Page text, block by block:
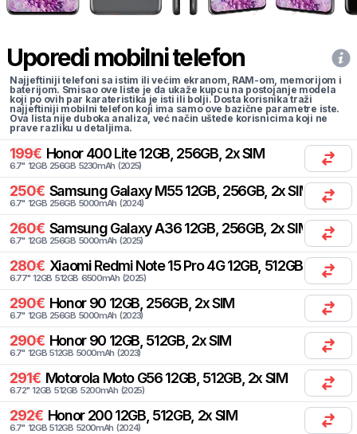
Uporedi mobilni telefon
Najjeftiniji telefoni sa istim ili većim ekranom, RAM-om, memorijom i
baterijom. Smisao ove liste je da ukaže kupcu na postojanje modela
koji po ovih par karateristika je isti ili bolji. Dosta korisnika traži
najjeftiniji mobilni telefon koji ima samo ove bazične parametre iste.
Ova lista nije duboka analiza, već način uštede korisnicima koji ne
prave razliku u detaljima.
199€ Honor 400 Lite 12GB, 256GB, 2x SIM
6.7" 12GB 256GB 5230mAh (2025)
250€ Samsung Galaxy M55 12GB, 256GB, 2x SIM
6.7" 12GB 256GB 5000mAh (2024)
260€ Samsung Galaxy A36 12GB, 256GB, 2x SIM, 2x
6.7" 12GB 256GB 5000mAh (2025)
280€ Xiaomi Redmi Note 15 Pro 4G 12GB, 512GB, 2x SIM
6.77" 12GB 512GB 6500mAh (2025)
290€ Honor 90 12GB, 256GB, 2x SIM
6.7" 12GB 256GB 5000mAh (2023)
290€ Honor 90 12GB, 512GB, 2x SIM
6.7" 12GB 512GB 5000mAh (2023)
291€ Motorola Moto G56 12GB, 512GB, 2x SIM
6.72" 12GB 512GB 5200mAh (2025)
292€ Honor 200 12GB, 512GB, 2x SIM
6.7" 12GB 512GB 5200mAh (2024)